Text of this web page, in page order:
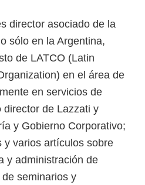
director asociado de la
sólo en la Argentina,
de LATCO (Latin
en el área de
en servicios de
director de Lazzati y
y Gobierno Corporativo;
y varios artículos sobre
y administración de
seminarios y